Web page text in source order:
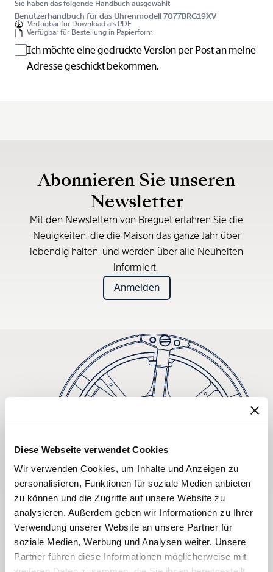
Diese Webseite verwendet Cookies
Wir verwenden Cookies, um Inhalte und Anzeigen zu
personalisieren, Funktionen für soziale Medien anbieten
zu können und die Zugriffe auf unsere Website zu
analysieren. Außerdem geben wir Informationen zu Ihrer
Verwendung unserer Website an unsere Partner für
soziale Medien, Werbung und Analysen weiter. Unsere
Partner führen diese Informationen möglicherweise mit
Sie haben das folgende Handbuch ausgewählt
Benutzerhandbuch für das Uhrenmodell 7077BRG19XV
Verfügbar für Download als PDF
Verfügbar für Bestellung in Papierform
Ich möchte eine gedruckte Version per Post an meine
Adresse geschickt bekommen.
Abonnieren Sie unseren
Newsletter
Mit den Newslettern von Breguet erfahren Sie die
Neuigkeiten, die die Maison das ganze Jahr über
lebendig halten, und werden über alle Neuheiten
informiert.
Anmelden